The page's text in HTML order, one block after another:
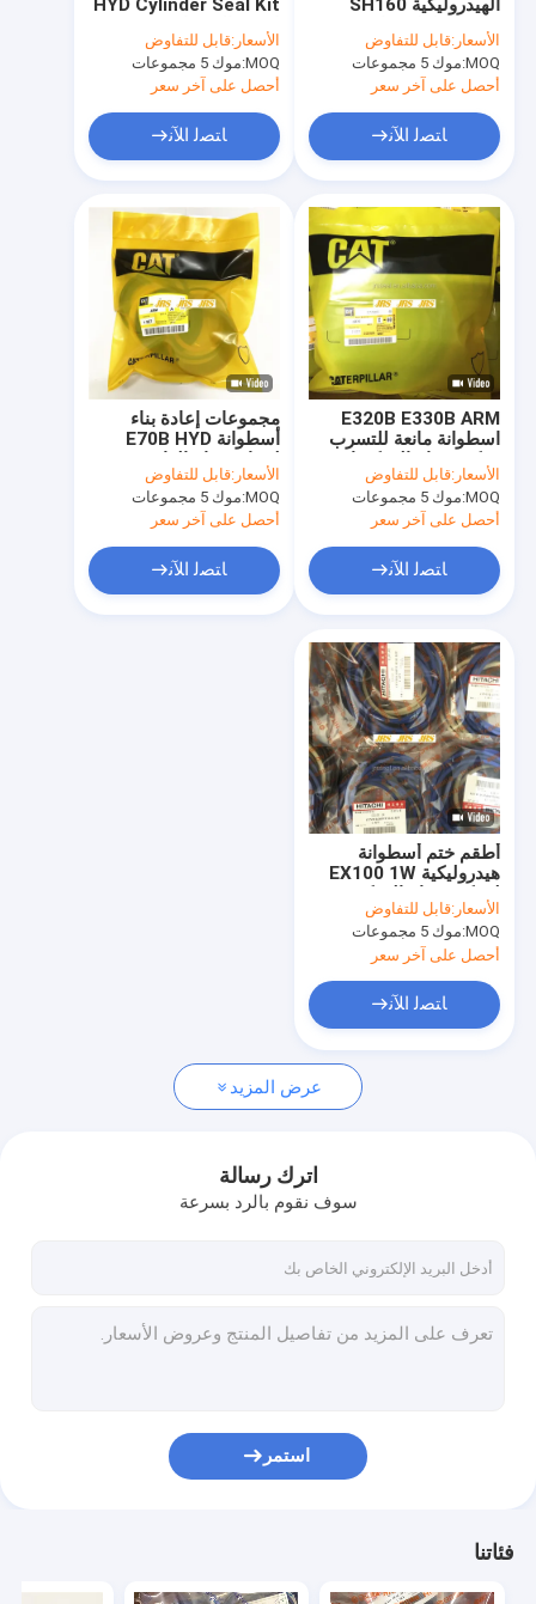
طقم ختم الكسارة
طقم ختم صمام التحكم
طقم ختم مركز المفصل
طقم ختم محرك سوينغ
طقم ختم الزيت الهيدروليكي
الأختام ممسحة الغبار
يا خاتم الأختام
HYD Cylinder Seal Kit
الأسعار:قابل للتفاوض
MOQ: موك 5 مجموعات
أحصل على آخر سعر
ﺎﺘﺼﻟ ﺍﻶﻧ
الهيدروليكية SH160
سوميتومو
الأسعار:قابل للتفاوض
MOQ: موك 5 مجموعات
أحصل على آخر سعر
ﺎﺘﺼﻟ ﺍﻶﻧ
مجموعات إعادة بناء
أسطوانة E70B HYD
الأسعار:قابل للتفاوض
MOQ: موك 5 مجموعات
أحصل على آخر سعر
ﺎﺘﺼﻟ ﺍﻶﻧ
E320B E330B ARM
اسطوانة مانعة للتسرب
إلى الاستخدام
الأسعار:قابل للتفاوض
MOQ: موك 5 مجموعات
أحصل على آخر سعر
ﺎﺘﺼﻟ ﺍﻶﻧ
أطقم ختم أسطوانة
هيدروليكية EX100 1W
الأسعار:قابل للتفاوض
MOQ: موك 5 مجموعات
أحصل على آخر سعر
ﺎﺘﺼﻟ ﺍﻶﻧ
عرض المزيد
اترك رسالة
سوف نقوم بالرد بسرعة
استمر
فئاتنا